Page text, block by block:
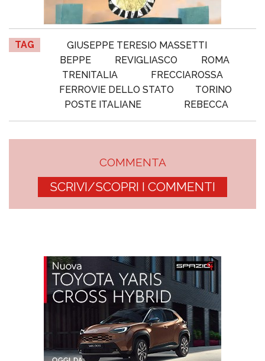
TAG
GIUSEPPE TERESIO MASSETTI
BEPPE
REVIGLIASCO
ROMA
TRENITALIA
FRECCIAROSSA
FERROVIE DELLO STATO
TORINO
POSTE ITALIANE
REBECCA
COMMENTA
SCRIVI/SCOPRI I COMMENTI